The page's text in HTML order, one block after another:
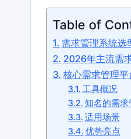
Table of
需求管理系统选
2026年主流需
核心需求管理
工具概况
知名的需求
适用场景
优势亮点